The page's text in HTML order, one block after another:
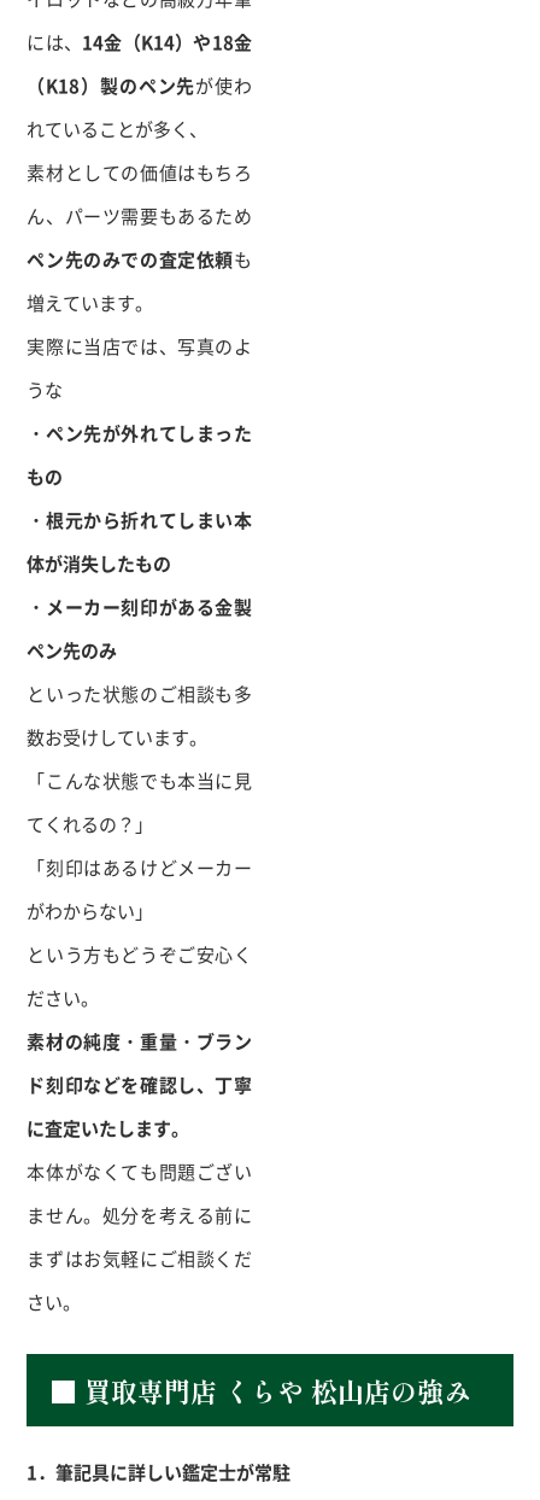
には、 14金（K14）や18金
（K18）製のペン先が使わ
れていることが多く、
素材としての価値はもちろ
ん、パーツ需要もあるため
ペン先のみでの査定依頼も
増えています。
実際に当店では、写真のよ
うな
・ペン先が外れてしまった
もの
・根元から折れてしまい本
体が消失したもの
・メーカー刻印がある金製
ペン先のみ
といった状態のご相談も多
数お受けしています。
「こんな状態でも本当に見
てくれるの？」
「刻印はあるけどメーカー
がわからない」
という方もどうぞご安心く
ださい。
素材の純度・重量・ブラン
ド刻印などを確認し、丁寧
に査定いたします。
本体がなくても問題ござい
ません。処分を考える前に
まずはお気軽にご相談くだ
さい。
■ 買取専門店 くらや 松山店の強み
1．筆記具に詳しい鑑定士が常駐